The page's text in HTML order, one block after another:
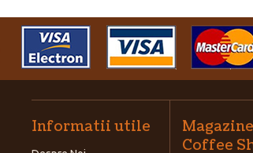
Informatii utile
Coffee